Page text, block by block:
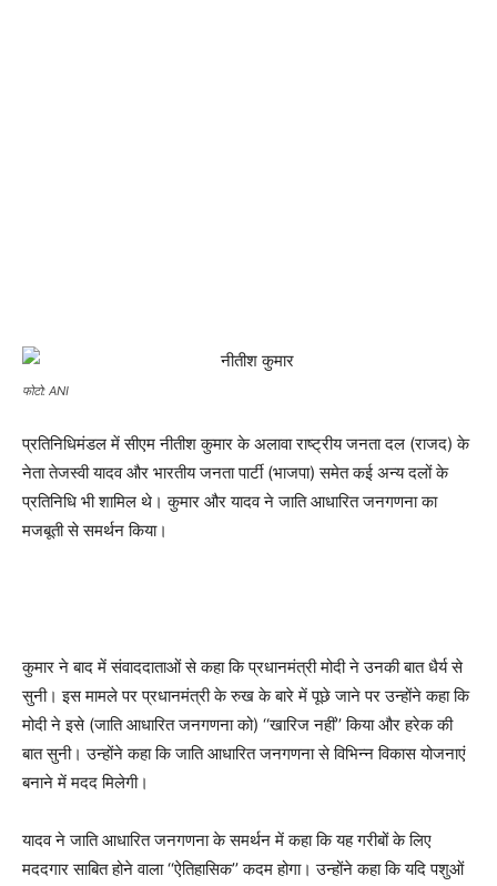
फोटो: ANI
प्रतिनिधिमंडल में सीएम नीतीश कुमार के अलावा राष्ट्रीय जनता दल (राजद) के
नेता तेजस्वी यादव और भारतीय जनता पार्टी (भाजपा) समेत कई अन्य दलों के
प्रतिनिधि भी शामिल थे। कुमार और यादव ने जाति आधारित जनगणना का
मजबूती से समर्थन किया।
कुमार ने बाद में संवाददाताओं से कहा कि प्रधानमंत्री मोदी ने उनकी बात धैर्य से
सुनी। इस मामले पर प्रधानमंत्री के रुख के बारे में पूछे जाने पर उन्होंने कहा कि
मोदी ने इसे (जाति आधारित जनगणना को) ‘‘खारिज नहीं’’ किया और हरेक की
बात सुनी। उन्होंने कहा कि जाति आधारित जनगणना से विभिन्न विकास योजनाएं
बनाने में मदद मिलेगी।
यादव ने जाति आधारित जनगणना के समर्थन में कहा कि यह गरीबों के लिए
मददगार साबित होने वाला ‘‘ऐतिहासिक’’ कदम होगा। उन्होंने कहा कि यदि पशुओं